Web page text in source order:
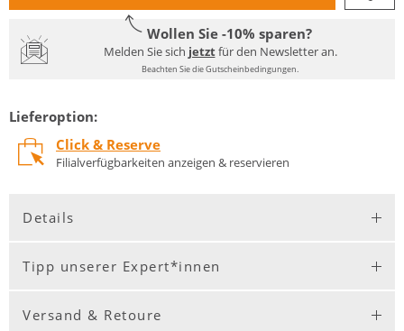
Wollen Sie -10% sparen?
Melden Sie sich jetztfür den Newsletter an.
Beachten Sie die Gutscheinbedingungen.
Lieferoption:
Click & Reserve
Filialverfügbarkeiten anzeigen & reservieren
Details
Tipp unserer Expert*innen
Versand & Retoure